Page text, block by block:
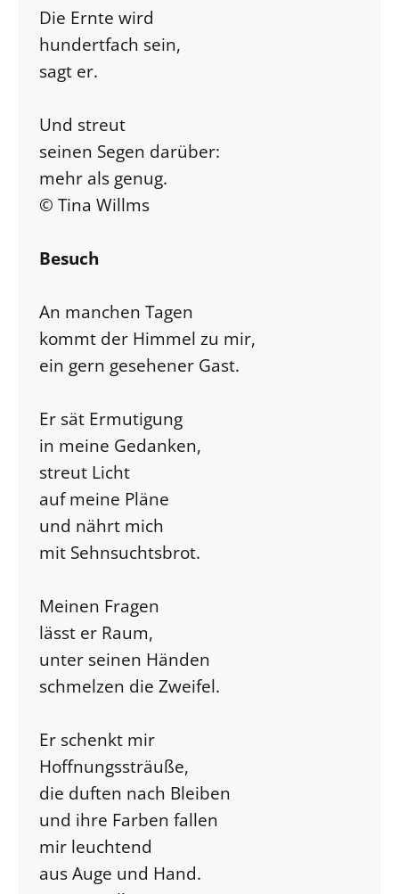
Die Ernte wird
hundertfach sein,
sagt er.
Und streut
seinen Segen darüber:
mehr als genug.
© Tina Willms
Besuch
An manchen Tagen
kommt der Himmel zu mir,
ein gern gesehener Gast.
Er sät Ermutigung
in meine Gedanken,
streut Licht
auf meine Pläne
und nährt mich
mit Sehnsuchtsbrot.
Meinen Fragen
lässt er Raum,
unter seinen Händen
schmelzen die Zweifel.
Er schenkt mir
Hoffnungssträuße,
die duften nach Bleiben
und ihre Farben fallen
mir leuchtend
aus Auge und Hand.